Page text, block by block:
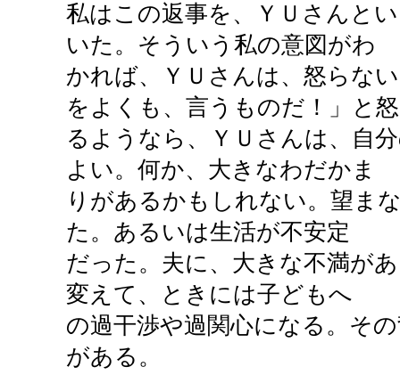
私はこの返事を、ＹＵさんと
いた。そういう私の意図がわ
かれば、ＹＵさんは、怒らな
をよくも、言うものだ！」と怒
るようなら、ＹＵさんは、自
よい。何か、大きなわだかま
りがあるかもしれない。望ま
た。あるいは生活が不安定
だった。夫に、大きな不満が
変えて、ときには子どもへ
の過干渉や過関心になる。そ
がある。